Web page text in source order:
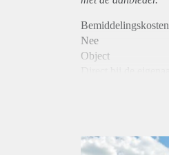
Bemiddelingskosten
Nee
Object
Huurtoeslag